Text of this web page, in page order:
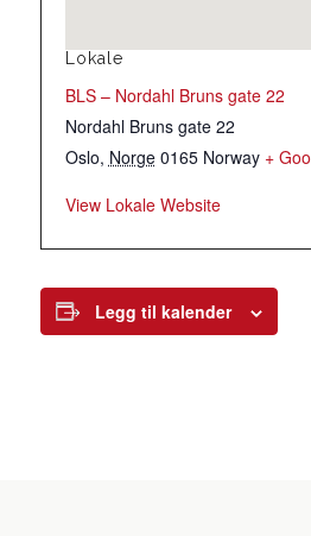
Lokale
BLS – Nordahl Bruns gate 22
Nordahl Bruns gate 22
Oslo, Norge 0165 Norway +
View Lokale Website
Legg til kalender